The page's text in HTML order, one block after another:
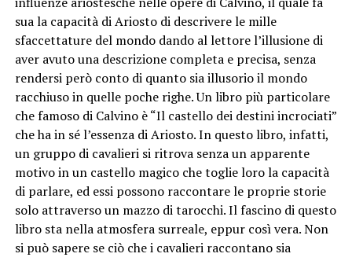
sua la capacità di Ariosto di descrivere le mille
sfaccettature del mondo dando al lettore l’illusione di
aver avuto una descrizione completa e precisa, senza
rendersi però conto di quanto sia illusorio il mondo
racchiuso in quelle poche righe. Un libro più particolare
che famoso di Calvino è “Il castello dei destini incrociati”
che ha in sé l’essenza di Ariosto. In questo libro, infatti,
un gruppo di cavalieri si ritrova senza un apparente
motivo in un castello magico che toglie loro la capacità
di parlare, ed essi possono raccontare le proprie storie
solo attraverso un mazzo di tarocchi. Il fascino di questo
libro sta nella atmosfera surreale, eppur così vera. Non
si può sapere se ciò che i cavalieri raccontano sia